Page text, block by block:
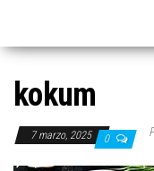
kokum
7 marzo, 2025 0